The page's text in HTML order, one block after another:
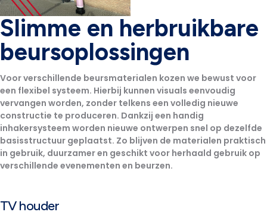
Slimme en herbruikbare
beursoplossingen
Voor verschillende beursmaterialen kozen we bewust voor
een flexibel systeem. Hierbij kunnen visuals eenvoudig
vervangen worden, zonder telkens een volledig nieuwe
constructie te produceren. Dankzij een handig
inhakersysteem worden nieuwe ontwerpen snel op dezelfde
basisstructuur geplaatst. Zo blijven de materialen praktisch
in gebruik, duurzameren geschikt voor herhaald gebruik op
verschillende evenementen en beurzen.
TV houder